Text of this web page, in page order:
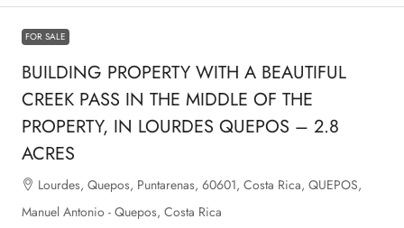
FOR SALE
BUILDING PROPERTY WITH A BEAUTIFUL
CREEK PASS IN THE MIDDLE OF THE
PROPERTY, IN LOURDES QUEPOS – 2.8
ACRES
Lourdes, Quepos, Puntarenas, 60601, Costa Rica, QUEPOS,
Manuel Antonio - Quepos, Costa Rica